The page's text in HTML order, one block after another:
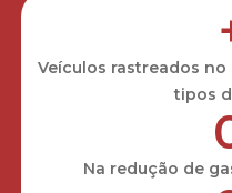
Veículos rastreados
tipos
Na redução de